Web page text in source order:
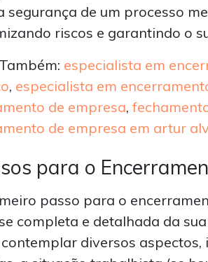
segurança de um processo
riscos e garantindo o
especialista em
, especialista em
de empresa,
de empresa em artur
para o
passo para o
completa e detalhada da
diversos aspectos,